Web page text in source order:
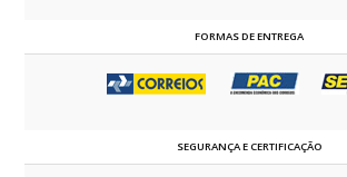
FORMAS DE ENTREGA
SEGURANÇA E CERTIFICAÇÃO